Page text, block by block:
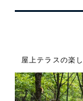
屋上テラスの楽